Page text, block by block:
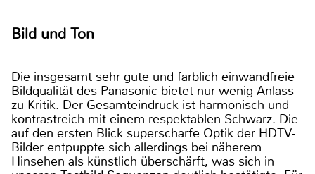
Bild und Ton
Die insgesamt sehr gute und farblich einwandfreie
Bildqualität des Panasonic bietet nur wenig Anlass
zu Kritik. Der Gesamteindruck ist harmonisch und
kontrastreich mit einem respektablen Schwarz. Die
auf den ersten Blick superscharfe Optik der HDTV-
Bilder entpuppte sich allerdings bei näherem
Hinsehen als künstlich überschärft, was sich in